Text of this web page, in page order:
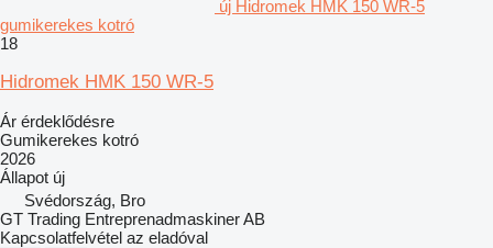
új Hidromek HMK 150 WR-5
gumikerekes kotró
18
Hidromek HMK 150 WR-5
Ár érdeklődésre
Gumikerekes kotró
2026
Állapot új
Svédország, Bro
GT Trading Entreprenadmaskiner AB
Kapcsolatfelvétel az eladóval